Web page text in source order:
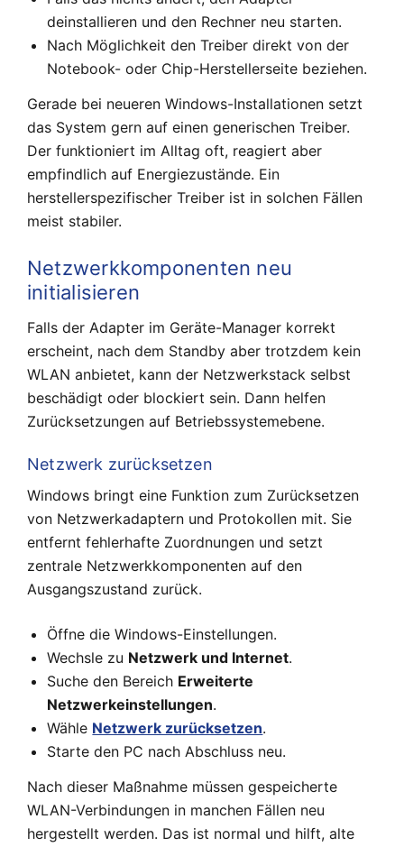
deinstallieren und den Rechner neu starten.
Nach Möglichkeit den Treiber direkt von der
Notebook- oder Chip-Herstellerseite beziehen.
Gerade bei neueren Windows-Installationen setzt
das System gern auf einen generischen Treiber.
Der funktioniert im Alltag oft, reagiert aber
empfindlich auf Energiezustände. Ein
herstellerspezifischer Treiber ist in solchen Fällen
meist stabiler.
Netzwerkkomponenten neu
initialisieren
Falls der Adapter im Geräte-Manager korrekt
erscheint, nach dem Standby aber trotzdem kein
WLAN anbietet, kann der Netzwerkstack selbst
beschädigt oder blockiert sein. Dann helfen
Zurücksetzungen auf Betriebssystemebene.
Netzwerk zurücksetzen
Windows bringt eine Funktion zum Zurücksetzen
von Netzwerkadaptern und Protokollen mit. Sie
entfernt fehlerhafte Zuordnungen und setzt
zentrale Netzwerkkomponenten auf den
Ausgangszustand zurück.
Öffne die Windows-Einstellungen.
Wechsle zu Netzwerk und Internet.
Suche den Bereich Erweiterte
Netzwerkeinstellungen.
Wähle Netzwerk zurücksetzen.
Starte den PC nach Abschluss neu.
Nach dieser Maßnahme müssen gespeicherte
WLAN-Verbindungen in manchen Fällen neu
hergestellt werden. Das ist normal und hilft, alte